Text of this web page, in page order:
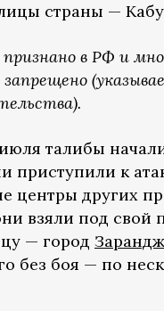
страны —
в РФ и
талибы
приступили к
центры других
взяли под
— город Зарандж
без боя — по